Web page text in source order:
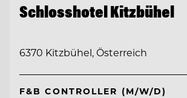
Schlosshotel Kitzbühel
6370 Kitzbühel, Österreich
F&B CONTROLLER (M/W/D)